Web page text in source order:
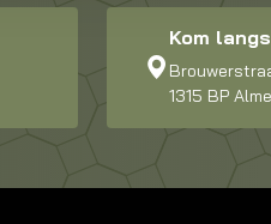
Kom
1315 BP